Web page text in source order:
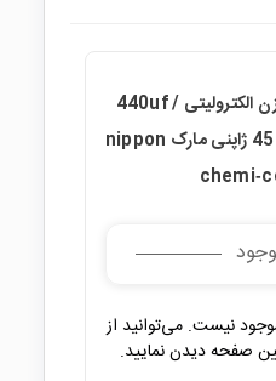
خازن الکترولیتی 440uf /
450v ژاپنی مارک nippon
نیست. می‌توانید از
صفحه دیدن نمایید.